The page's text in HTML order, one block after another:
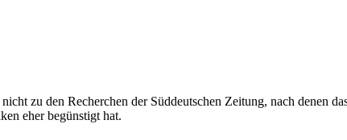
zu den Recherchen der Süddeutschen Zeitung, nach denen
eher begünstigt hat.